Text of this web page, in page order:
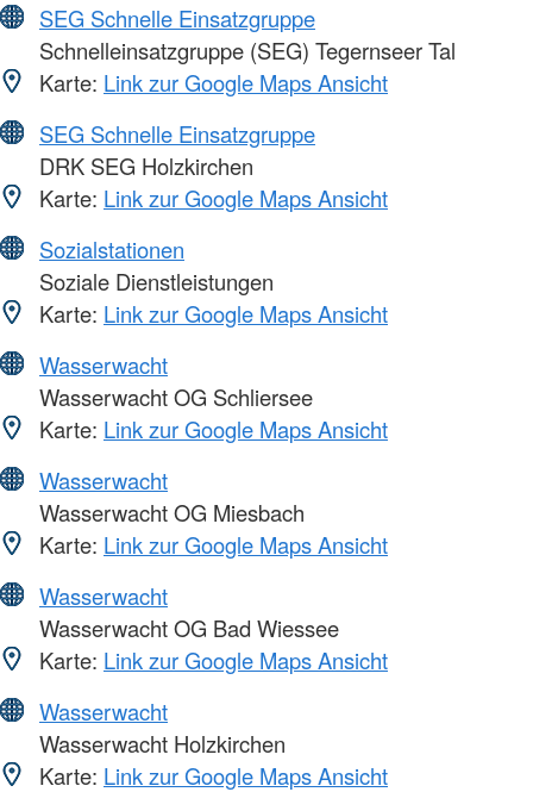
SEG Schnelle Einsatzgruppe
Schnelleinsatzgruppe (SEG) Tegernseer Tal
Karte: Link zur Google Maps Ansicht
SEG Schnelle Einsatzgruppe
DRK SEG Holzkirchen
Karte: Link zur Google Maps Ansicht
Sozialstationen
Soziale Dienstleistungen
Karte: Link zur Google Maps Ansicht
Wasserwacht
Wasserwacht OG Schliersee
Karte: Link zur Google Maps Ansicht
Wasserwacht
Wasserwacht OG Miesbach
Karte: Link zur Google Maps Ansicht
Wasserwacht
Wasserwacht OG Bad Wiessee
Karte: Link zur Google Maps Ansicht
Wasserwacht
Wasserwacht Holzkirchen
Karte: Link zur Google Maps Ansicht